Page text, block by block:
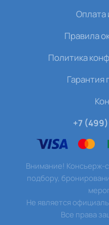
Оплата
Правила
Политика
Гарантия
+7
Внимание! Консьерж-
подбору,
Не является
Все права